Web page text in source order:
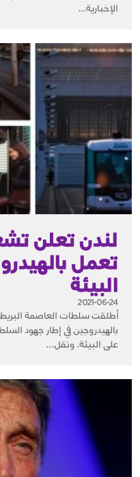
الإخبارية...
تعمل
البيئة
2021-06-24
بالهيدروجين في إطار جهود
على البيئة. ونقل...